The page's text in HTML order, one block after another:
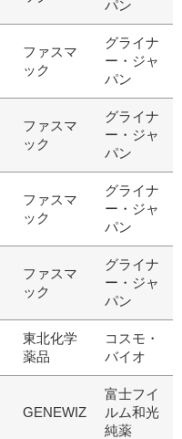
パン
ファスマ
ック
グライナ
ー・ジャ
パン
ファスマ
ック
グライナ
ー・ジャ
パン
ファスマ
ック
グライナ
ー・ジャ
パン
ファスマ
ック
グライナ
ー・ジャ
パン
東北化学
薬品
コスモ・
バイオ
GENEWIZ
富士フイ
ルム和光
純薬